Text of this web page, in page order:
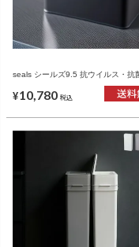
seals シールズ9.5 抗ウイルス・抗
雑貨・ゴミ箱
¥10,780 税込